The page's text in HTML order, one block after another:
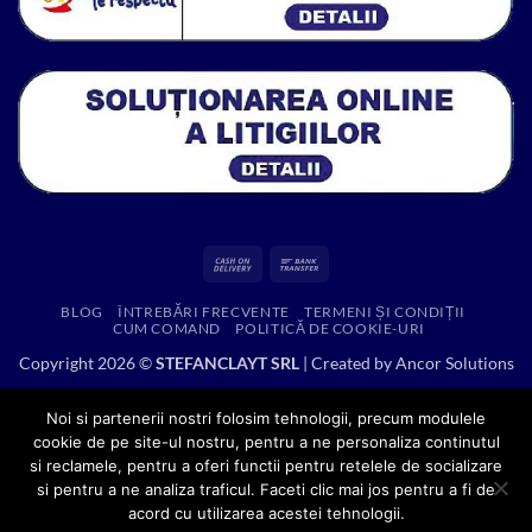
Cash
Delivery
BLOG ÎNTREBĂRI FRECVENTE
TERMENI ȘI CONDIȚII
CUM COMAND
POLITICĂ DE COOKIE-URI
Copyright 2026 ©STEFANCLAYT SRL| Created byAncor Solutions
Noi si partenerii nostri folosim tehnologii, precum modulele
cookie de pe site-ul nostru, pentru a ne personaliza continutul
si reclamele, pentru a oferi functii pentru retelele de socializare
si pentru a ne analiza traficul. Faceti clic mai jos pentru a fi de
acord cu utilizarea acestei tehnologii.